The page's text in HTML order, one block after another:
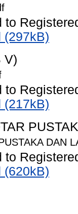
to
(297kB)
V)
to
(217kB)
DAN
to
(620kB)